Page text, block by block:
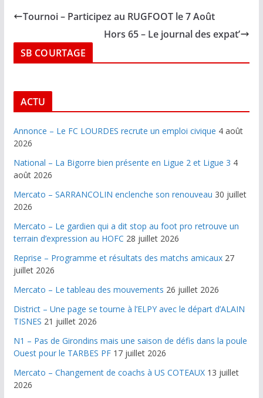
Tournoi – Participez au RUGFOOT le 7 Août
Hors 65 – Le journal des expat’
SB COURTAGE
ACTU
Annonce – Le FC LOURDES recrute un emploi civique 4 août
2026
National – La Bigorre bien présente en Ligue 2 et Ligue 3 4
août 2026
Mercato – SARRANCOLIN enclenche son renouveau 30 juillet
2026
Mercato – Le gardien qui a dit stop au foot pro retrouve un
terrain d’expression au HOFC 28 juillet 2026
Reprise – Programme et résultats des matchs amicaux 27
juillet 2026
Mercato – Le tableau des mouvements 26 juillet 2026
District – Une page se tourne à l’ELPY avec le départ d’ALAIN
TISNES 21 juillet 2026
N1 – Pas de Girondins mais une saison de défis dans la poule
Ouest pour le TARBES PF 17 juillet 2026
Mercato – Changement de coachs à US COTEAUX 13 juillet
2026